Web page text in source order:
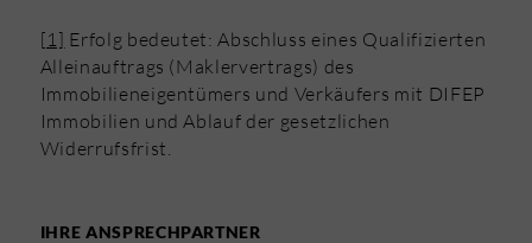
[1] Erfolg bedeutet: Abschluss eines Qualifizierten
Alleinauftrags (Maklervertrags) des
Immobilieneigentümers und Verkäufers mit DIFEP
Immobilien und Ablauf der gesetzlichen
Widerrufsfrist.
IHRE ANSPRECHPARTNER